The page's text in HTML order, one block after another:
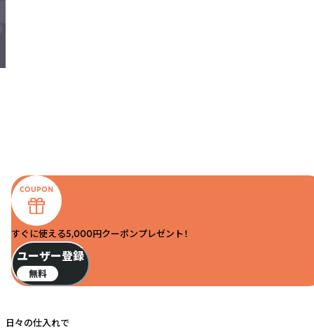
すぐに使える5,000円クーポンプレゼント！
ユーザー登録
無料
日々の仕入れで